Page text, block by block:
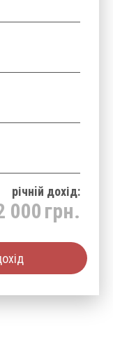
річнiй дохід:
000грн.